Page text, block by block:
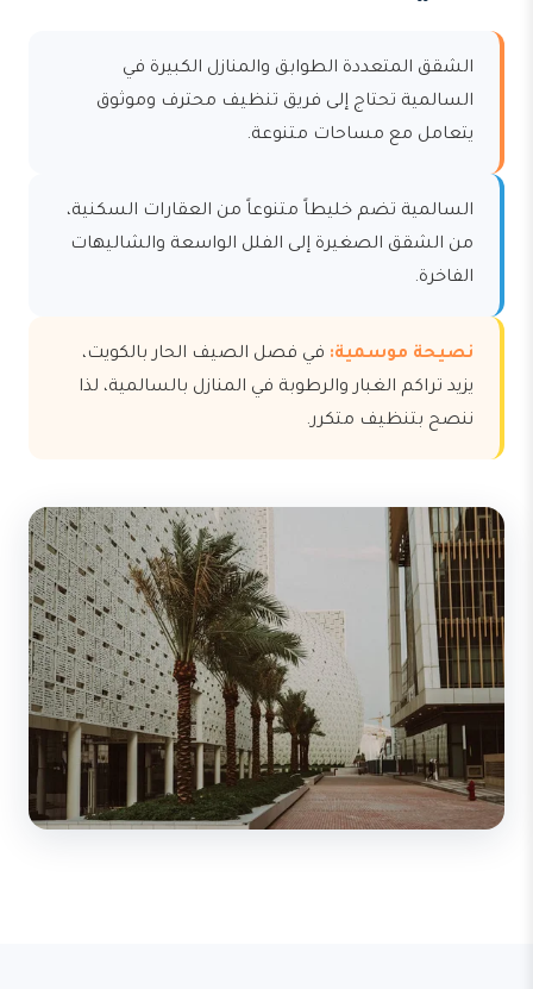
الشقق المتعددة الطوابق والمنازل الكبيرة في
السالمية تحتاج إلى فريق تنظيف محترف وموثوق
يتعامل مع مساحات متنوعة.
السالمية تضم خليطاً متنوعاً من العقارات السكنية،
من الشقق الصغيرة إلى الفلل الواسعة والشاليهات
الفاخرة.
نصيحة موسمية: في فصل الصيف الحار بالكويت،
يزيد تراكم الغبار والرطوبة في المنازل بالسالمية، لذا
ننصح بتنظيف متكرر.